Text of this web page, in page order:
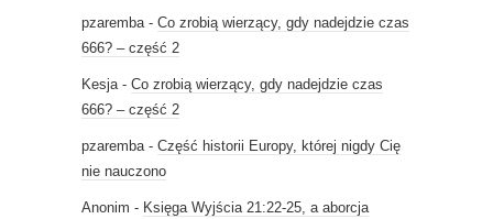
pzaremba- Co zrobią wierzący, gdy nadejdzie czas
666? – część 2
Kesja- Co zrobią wierzący, gdy nadejdzie czas
666? – część 2
pzaremba- Część historii Europy, której nigdy Cię
nie nauczono
Anonim - Księga Wyjścia 21:22-25, a aborcja